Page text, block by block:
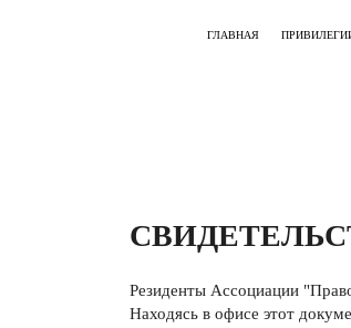
ГЛАВНАЯ
Резиденты Ассоциации
Находясь в офисе этот